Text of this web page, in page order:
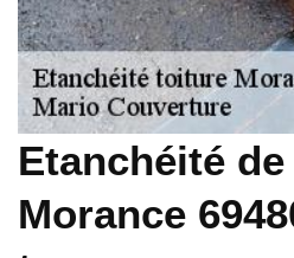
Etanchéité
Morance